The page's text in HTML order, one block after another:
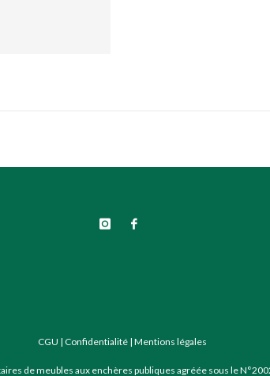
CGU | Confidentialité | Mentions légales
de meubles aux enchères publiques agréée sous le